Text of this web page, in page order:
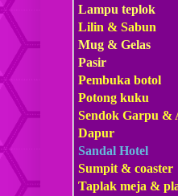
Lampu teplok
Lilin & Sabun
Mug & Gelas
Pasir
Pembuka botol
Potong kuku
Sendok Garpu &
Dapur
Sandal Hotel
Sumpit & coaster
Taplak meja &